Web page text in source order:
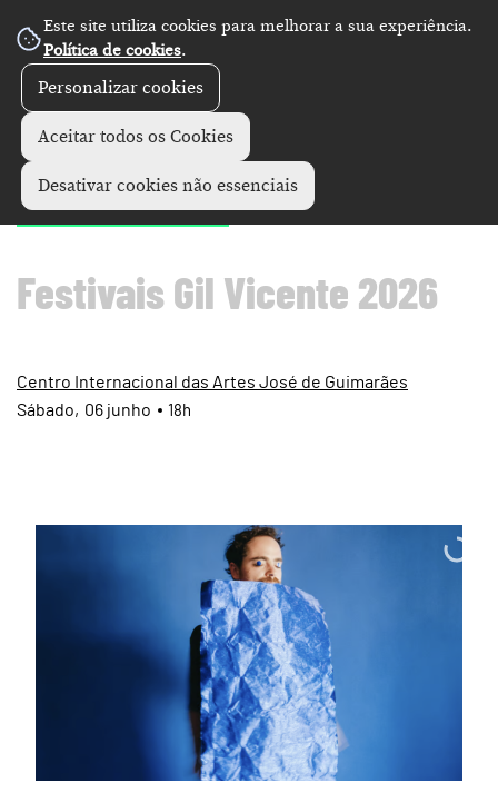
Este site utiliza cookies para melhorar a sua experiência.
Política de cookies.
Personalizar cookies
Aceitar todos os Cookies
Desativar cookies não essenciais
Artes performativas Festivais de Gil Vicente
"Ivu’kar"
Festivais Gil Vicente 2026
Centro Internacional das Artes José de Guimarães
06 junho
Sábado 18h